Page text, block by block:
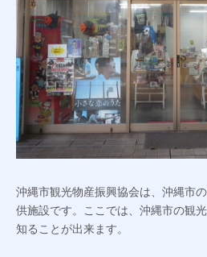
沖縄市観光物産振興協会は、沖縄市
供施設です。ここでは、沖縄市の観
知ることが出来ます。